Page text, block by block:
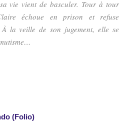
vie vient de basculer. Tour à tour
échoue en prison et refuse
la veille de son jugement, elle se
(Folio)